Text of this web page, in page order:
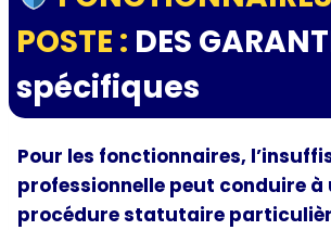
POSTE : DES
spécifiques
Pour les fonctionnaires,
professionnelle peut conduire à
procédure statutaire